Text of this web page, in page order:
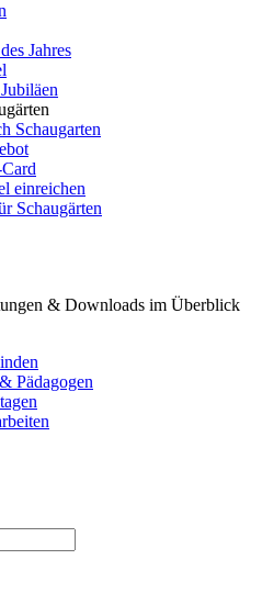
Jahres
Schaugarten
einreichen
Schaugärten
& Downloads im Überblick
Pädagogen